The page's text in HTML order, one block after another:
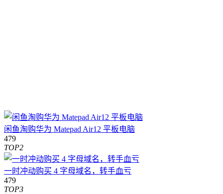
闲鱼淘购华为 Matepad Air12 平板电脑
479
TOP2
一时冲动购买 4 字母域名，转手血亏
479
TOP3